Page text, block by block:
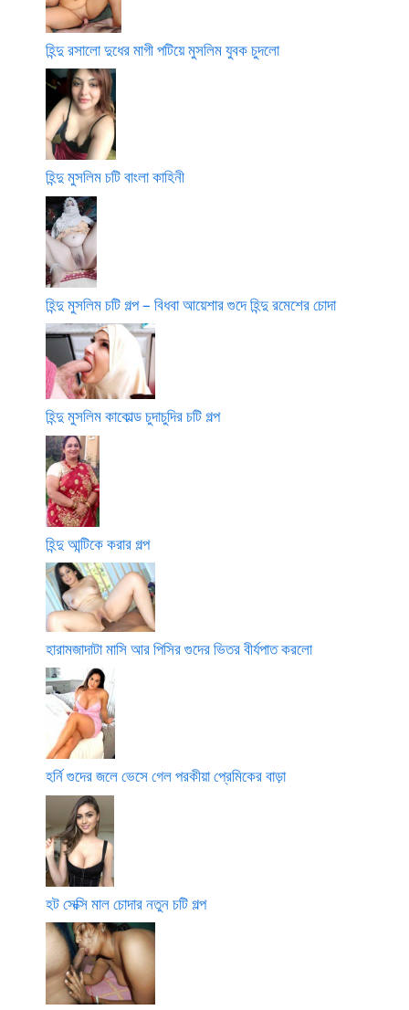
হিন্দু রসালো দুধের মাগী পটিয়ে মুসলিম যুবক চুদলো
হিন্দু মুসলিম চটি বাংলা কাহিনী
হিন্দু মুসলিম চটি গল্প – বিধবা আয়েশার গুদে হিন্দু রমেশের চোদা
হিন্দু মুসলিম কাকোল্ড চুদাচুদির চটি গল্প
হিন্দু আন্টিকে করার গল্প
হারামজাদাটা মাসি আর পিসির গুদের ভিতর বীর্যপাত করলো
হর্নি গুদের জলে ভেসে গেল পরকীয়া প্রেমিকের বাড়া
হট সেক্সি মাল চোদার নতুন চটি গল্প